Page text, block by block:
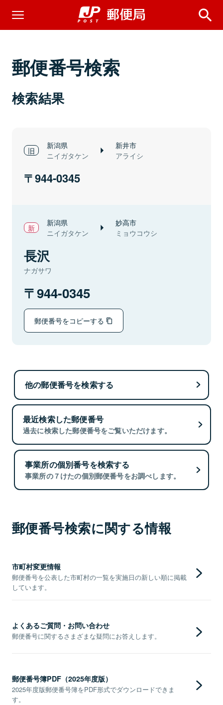
郵便番号検索
検索結果
新潟県
ニイガタケン
新井市
アライシ
944-0345
新潟県
ニイガタケン
妙高市
ミョウコウシ
長沢
ナガサワ
944-0345
郵便番号をコピーする
他の郵便番号を検索する
最近検索した郵便番号
過去に検索した郵便番号をご覧いただけます。
事業所の個別番号を検索する
事業所の７けたの個別郵便番号をお調べします。
郵便番号検索に関する情報
市町村変更情報
郵便番号を公表した市町村の一覧を実施日の新しい順に掲載
しています。
よくあるご質問・お問い合わせ
郵便番号に関するさまざまな疑問にお答えします。
郵便番号簿PDF（2025年度版）
2025年度版郵便番号簿をPDF形式でダウンロードできま
す。